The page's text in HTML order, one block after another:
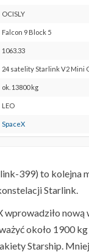
SLC-
Maps
OCISLY
Falcon 9 Block 5
1063.33
24 satelity Starlink V2 Mini
ok. 13800 kg
LEO
SpaceX
399) to kolejna
Starlink.
wprowadziło
około 1900
Starship.